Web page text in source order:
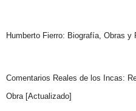
Humberto Fierro: Biografía, Obras y
Comentarios Reales de los Incas:
Obra [Actualizado]